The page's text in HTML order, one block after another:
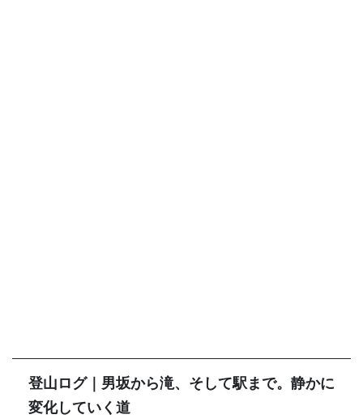
登山ログ｜男坂から滝、そして駅まで。静かに
変化していく道